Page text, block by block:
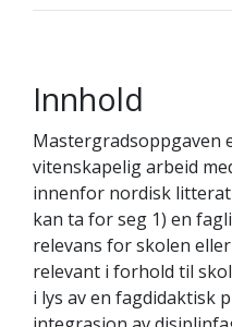
Innhold
Mastergradsoppgaven
vitenskapelig arbeid
innenfor nordisk
kan ta for seg 1) en
relevans for skolen
relevant i forhold til
i lys av en fagdidaktisk